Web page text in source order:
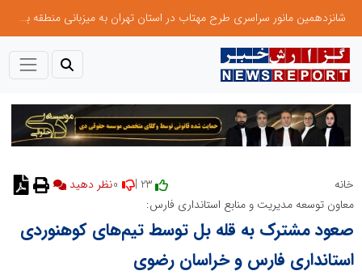
شانزدهمین مانور سراسری طرح مهتاب در استان تهران به میزبانی منطقه برق لواسان
خانه 23 |
نظر دهید
معاون توسعه مدیریت و منابع استانداری فارس:
صعود مشترک به قله بل توسط تیم‌های کوهنوردی
استانداری فارس و خراسان رضوی